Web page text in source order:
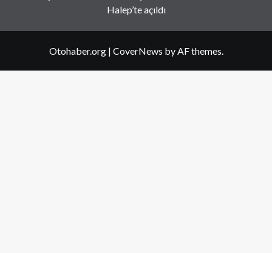
Halep’te açıldı
Otohaber.org | CoverNews by AF themes.